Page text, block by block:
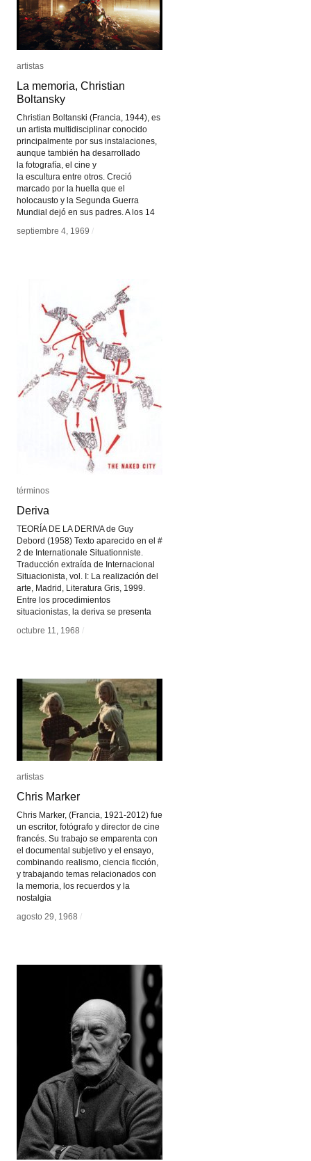
artistas
La memoria, Christian
Boltansky
Christian Boltanski (Francia, 1944), es
un artista multidisciplinar conocido
principalmente por sus instalaciones,
aunque también ha desarrollado
la fotografía, el cine y
la escultura entre otros. Creció
marcado por la huella que el
holocausto y la Segunda Guerra
Mundial dejó en sus padres. A los 14
septiembre 4, 1969 /
artistas
La memoria, Christian
Boltansky
septiembre 4, 1969 /
términos
Deriva
TEORÍA DE LA DERIVA de Guy
Debord (1958) Texto aparecido en el #
2 de Internationale Situationniste.
Traducción extraída de Internacional
Situacionista, vol. I: La realización del
arte, Madrid, Literatura Gris, 1999.
Entre los procedimientos
situacionistas, la deriva se presenta
octubre 11, 1968 /
términos
Deriva
octubre 11, 1968 /
artistas
Chris Marker
Chris Marker, (Francia, 1921-2012) fue
un escritor, fotógrafo y director de cine
francés. Su trabajo se emparenta con
el documental subjetivo y el ensayo,
combinando realismo, ciencia ficción,
y trabajando temas relacionados con
la memoria, los recuerdos y la
nostalgia
agosto 29, 1968 /
artistas
Chris Marker
agosto 29, 1968 /